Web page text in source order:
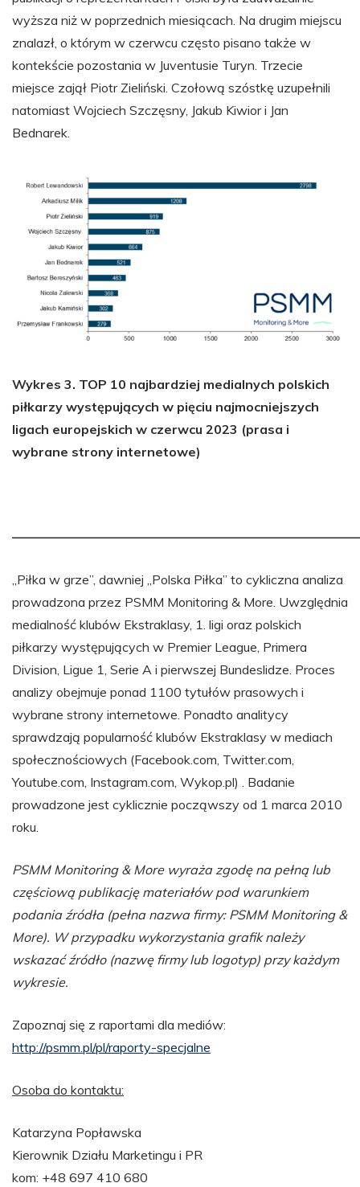
wyższa niż w poprzednich miesiącach. Na drugim miejscu
znalazł, o którym w czerwcu często pisano także w
kontekście pozostania w Juventusie Turyn. Trzecie
miejsce zajął Piotr Zieliński. Czołową szóstkę uzupełnili
natomiast Wojciech Szczęsny, Jakub Kiwior i Jan
Bednarek.
Wykres 3. TOP 10 najbardziej medialnych polskich
piłkarzy występujących w pięciu najmocniejszych
ligach europejskich w czerwcu 2023 (prasa i
wybrane strony internetowe)
„Piłka w grze”, dawniej „Polska Piłka” to cykliczna analiza
prowadzona przez PSMM Monitoring & More. Uwzględnia
medialność klubów Ekstraklasy, 1. ligi oraz polskich
piłkarzy występujących w Premier League, Primera
Division, Ligue 1, Serie A i pierwszej Bundeslidze. Proces
analizy obejmuje ponad 1100 tytułów prasowych i
wybrane strony internetowe. Ponadto analitycy
sprawdzają popularność klubów Ekstraklasy w mediach
społecznościowych (Facebook.com, Twitter.com,
Youtube.com, Instagram.com, Wykop.pl) . Badanie
prowadzone jest cyklicznie począwszy od 1 marca 2010
roku.
PSMM Monitoring & More wyraża zgodę na pełną lub
częściową publikację materiałów pod warunkiem
podania źródła (pełna nazwa firmy: PSMM Monitoring &
More). W przypadku wykorzystania grafik należy
wskazać źródło (nazwę firmy lub logotyp) przy każdym
wykresie.
Zapoznaj się z raportami dla mediów:
http://psmm.pl/pl/raporty-specjalne
Osoba do kontaktu:
Katarzyna Popławska
Kierownik Działu Marketingu i PR
kom: +48 697 410 680